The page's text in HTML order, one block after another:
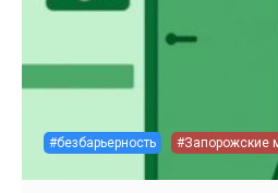
#безбарьерность #Запорожские